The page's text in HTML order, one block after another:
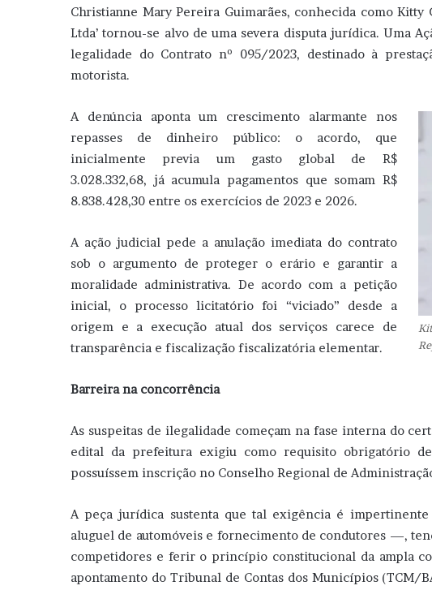
Christianne Mary Pereira Guimarães, conhecida como Kitty
Ltda’ tornou-se alvo de uma severa disputa jurídica. Uma
legalidade do Contrato nº 095/2023, destinado à
motorista.
A denúncia aponta um crescimento alarmante nos
repasses de dinheiro público: o acordo, que
inicialmente previa um gasto global de R$
3.028.332,68, já acumula pagamentos que somam R$
8.838.428,30 entre os exercícios de 2023 e 2026.
A ação judicial pede a anulação imediata do contrato
sob o argumento de proteger o erário e garantir a
moralidade administrativa. De acordo com a petição
inicial, o processo licitatório foi “viciado” desde a
origem e a execução atual dos serviços carece de
transparência e fiscalização fiscalizatória elementar.
Barreira na concorrência
As suspeitas de ilegalidade começam na fase interna do
edital da prefeitura exigiu como requisito obrigatório
possuíssem inscrição no Conselho Regional de
A peça jurídica sustenta que tal exigência é
aluguel de automóveis e fornecimento de condutores —,
competidores e ferir o princípio constitucional da ampla
apontamento do Tribunal de Contas dos Municípios (TCM/